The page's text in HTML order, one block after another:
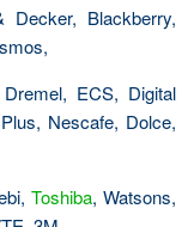
Blackberry,
ECS, Digital
Nescafe, Dolce,
Toshiba, Watsons,